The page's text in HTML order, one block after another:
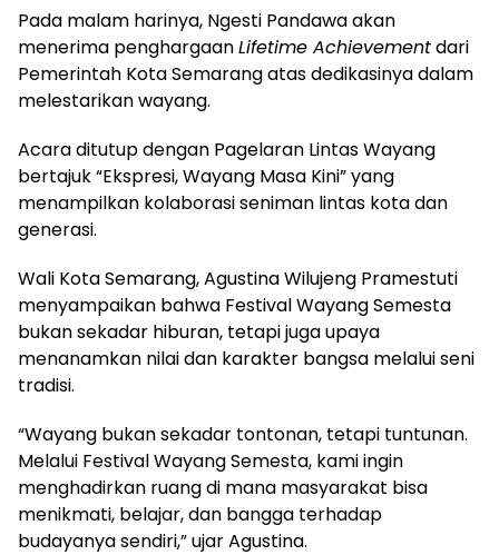
Pada malam harinya, Ngesti Pandawa akan
menerima penghargaanLifetime Achievementdari
Pemerintah Kota Semarang atas dedikasinya dalam
melestarikan wayang.
Acara ditutup dengan Pagelaran Lintas Wayang
bertajuk “Ekspresi, Wayang Masa Kini” yang
menampilkan kolaborasi seniman lintas kota dan
generasi.
Wali Kota Semarang, Agustina Wilujeng Pramestuti
menyampaikan bahwa Festival Wayang Semesta
bukan sekadar hiburan, tetapi juga upaya
menanamkan nilai dan karakter bangsa melalui seni
tradisi.
“Wayang bukan sekadar tontonan, tetapi tuntunan.
Melalui Festival Wayang Semesta, kami ingin
menghadirkan ruang di mana masyarakat bisa
menikmati, belajar, dan bangga terhadap
budayanya sendiri,” ujar Agustina.